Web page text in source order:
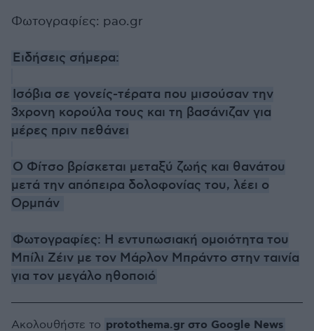
Φωτογραφίες: pao.gr
Ειδήσεις σήμερα:
Ισόβια σε γονείς-τέρατα που μισούσαν την
3χρονη κορούλα τους και τη βασάνιζαν για
μέρες πριν πεθάνει
Ο Φίτσο βρίσκεται μεταξύ ζωής και θανάτου
μετά την απόπειρα δολοφονίας του, λέει ο
Ορμπάν
Φωτογραφίες: Η εντυπωσιακή ομοιότητα του
Μπίλι Ζέιν με τον Μάρλον Μπράντο στην ταινία
για τον μεγάλο ηθοποιό
Ακολουθήστε το protothema.gr στο Google News